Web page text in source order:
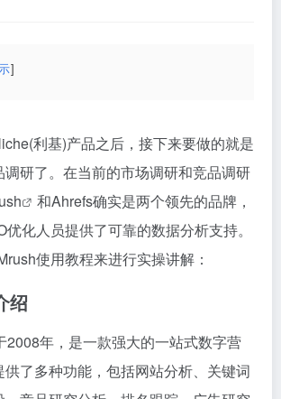
利基)产品之后，接下来要做的就是
研了。在当前的市场调研和竞品调研
和Ahrefs确实是两个领先的品牌，
化人员提供了可靠的数据分析支持。
使用教程来进行实操讲解：
绍
2008年，是一款强大的一站式数字营
了多种功能，包括网站分析、关键词